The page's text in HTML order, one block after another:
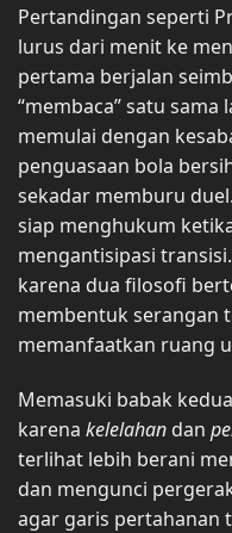
Pertandingan seperti
lurus dari menit ke
pertama berjalan
“membaca” satu sama
memulai dengan
penguasaan bola
sekadar memburu
siap menghukum
mengantisipasi
karena dua filosofi
membentuk serangan
memanfaatkan ruang
Memasuki babak
karena kelelahan dan
terlihat lebih berani
dan mengunci
agar garis pertahanan